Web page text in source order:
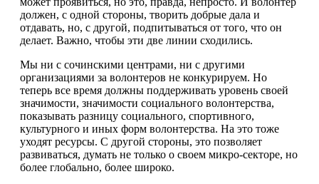
должен, с одной стороны, творить добрые дала и
отдавать, но, с другой, подпитываться от того, что он
делает. Важно, чтобы эти две линии сходились.
Мы ни с сочинскими центрами, ни с другими
организациями за волонтеров не конкурируем. Но
теперь все время должны поддерживать уровень своей
значимости, значимости социального волонтерства,
показывать разницу социального, спортивного,
культурного и иных форм волонтерства. На это тоже
уходят ресурсы. С другой стороны, это позволяет
развиваться, думать не только о своем микро-секторе, но
более глобально, более широко.